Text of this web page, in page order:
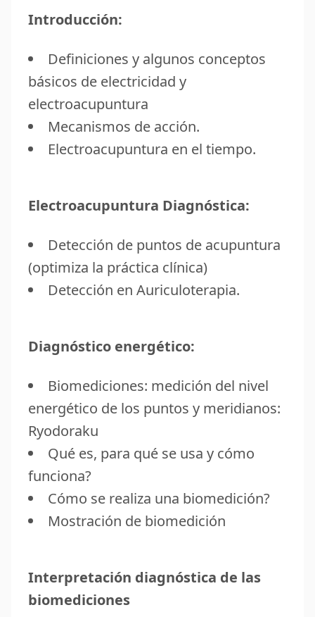
Introducción:
Definiciones y algunos conceptos
básicos de electricidad y
electroacupuntura
Mecanismos de acción.
Electroacupuntura en el tiempo.
Electroacupuntura Diagnóstica:
Detección de puntos de acupuntura
(optimiza la práctica clínica)
Detección en Auriculoterapia.
Diagnóstico energético:
Biomediciones: medición del nivel
energético de los puntos y meridianos:
Ryodoraku
Qué es, para qué se usa y cómo
funciona?
Cómo se realiza una biomedición?
Mostración de biomedición
Interpretación diagnóstica de las
biomediciones